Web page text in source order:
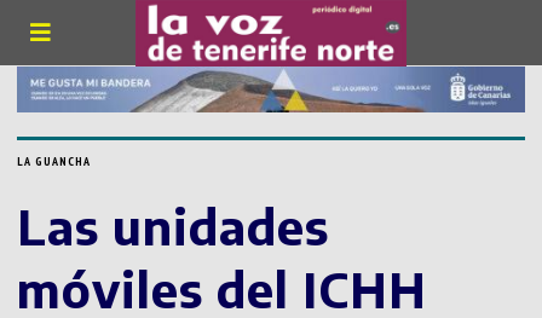
LA GUANCHA
Las unidades
móviles del ICHH